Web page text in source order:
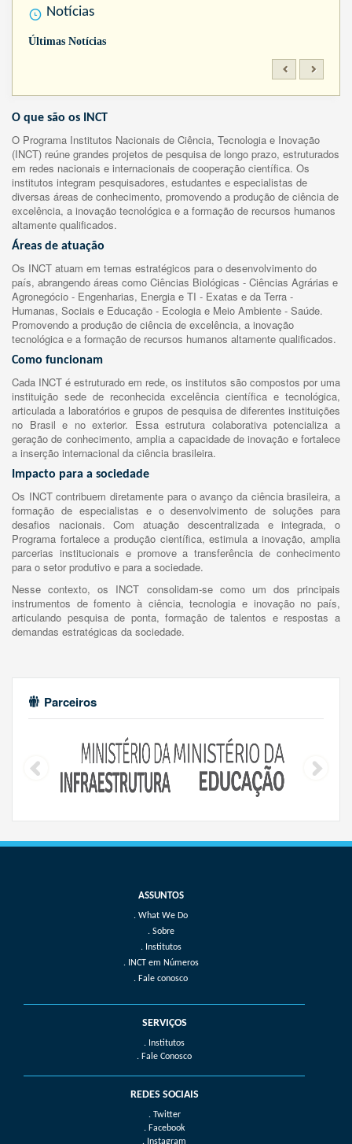
Notícias
Últimas Notícias
O que são os INCT
O Programa Institutos Nacionais de Ciência, Tecnologia e Inovação
(INCT) reúne grandes projetos de pesquisa de longo prazo, estruturados
em redes nacionais e internacionais de cooperação científica. Os
institutos integram pesquisadores, estudantes e especialistas de
diversas áreas de conhecimento, promovendo a produção de ciência de
excelência, a inovação tecnológica e a formação de recursos humanos
altamente qualificados.
Áreas de atuação
Os INCT atuam em temas estratégicos para o desenvolvimento do
país, abrangendo áreas como Ciências Biológicas - Ciências Agrárias e
Agronegócio - Engenharias, Energia e TI - Exatas e da Terra -
Humanas, Sociais e Educação - Ecologia e Meio Ambiente - Saúde.
Promovendo a produção de ciência de excelência, a inovação
tecnológica e a formação de recursos humanos altamente qualificados.
Como funcionam
Cada INCT é estruturado em rede, os institutos são compostos por uma
instituição sede de reconhecida excelência científica e tecnológica,
articulada a laboratórios e grupos de pesquisa de diferentes instituições
no Brasil e no exterior. Essa estrutura colaborativa potencializa a
geração de conhecimento, amplia a capacidade de inovação e fortalece
a inserção internacional da ciência brasileira.
Impacto para a sociedade
Os INCT contribuem diretamente para o avanço da ciência brasileira, a
formação de especialistas e o desenvolvimento de soluções para
desafios nacionais. Com atuação descentralizada e integrada, o
Programa fortalece a produção científica, estimula a inovação, amplia
parcerias institucionais e promove a transferência de conhecimento
para o setor produtivo e para a sociedade.
Nesse contexto, os INCT consolidam-se como um dos principais
instrumentos de fomento à ciência, tecnologia e inovação no país,
articulando pesquisa de ponta, formação de talentos e respostas a
demandas estratégicas da sociedade.
Parceiros
What We Do
Sobre
Institutos
INCT em Números
Fale conosco
SERVIÇOS
. Institutos
. Fale Conosco
REDES SOCIAIS
. Twitter
. Facebook
. Instagram